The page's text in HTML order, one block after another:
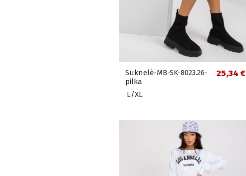
Suknelė-MB-SK-8023.26-
pilka
25,34 €
L/XL